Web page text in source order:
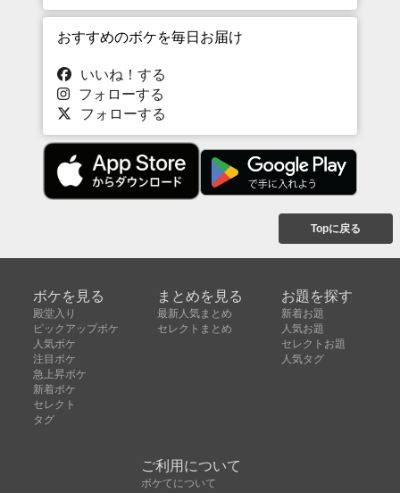
おすすめのボケを毎日お届け
いいね！する
フォローする
フォローする
Topに戻る
ボケを見る
殿堂入り
ピックアップボケ
人気ボケ
注目ボケ
急上昇ボケ
新着ボケ
セレクト
タグ
まとめを見る
最新人気まとめ
セレクトまとめ
お題を探す
新着お題
人気お題
セレクトお題
人気タグ
ご利用について
ボケてについて